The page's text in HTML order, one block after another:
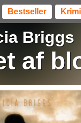
Bestseller Krimi
Briggs
af